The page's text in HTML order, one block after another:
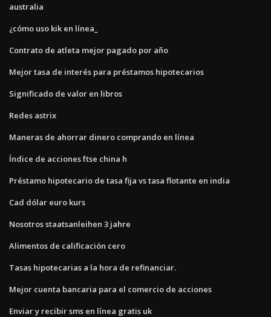
australia
¿cómo uso kik en línea_
Contrato de atleta mejor pagado por año
Mejor tasa de interés para préstamos hipotecarios
Significado de valor en libros
Redes astrix
Maneras de ahorrar dinero comprando en línea
Índice de acciones ftse china h
Préstamo hipotecario de tasa fija vs tasa flotante en india
Cad dólar euro kurs
Nosotros staatsanleihen 3 jahre
Alimentos de calificación cero
Tasas hipotecarias a la hora de refinanciar.
Mejor cuenta bancaria para el comercio de acciones
Enviar y recibir sms en línea gratis uk